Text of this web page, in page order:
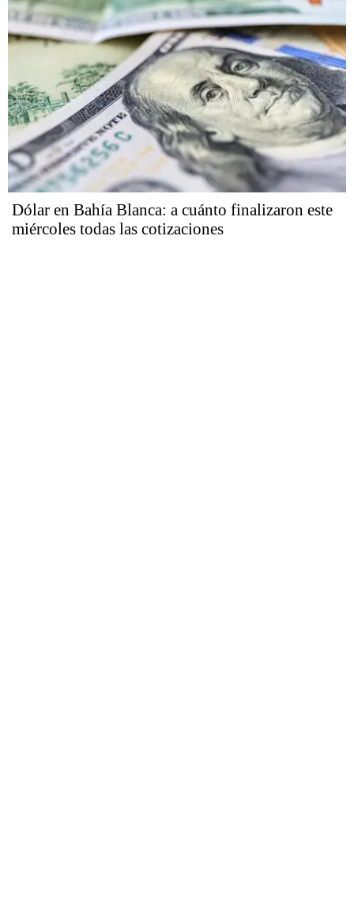
Dólar en Bahía Blanca: a cuánto finalizaron este
miércoles todas las cotizaciones